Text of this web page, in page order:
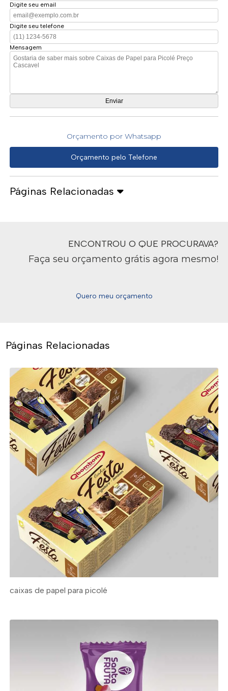
Digite seu email
Digite seu telefone
Mensagem
Orçamento por Whatsapp
Orçamento pelo Telefone
Páginas Relacionadas
ENCONTROU O QUE PROCURAVA?
Faça seu orçamento grátis agora mesmo!
Quero meu orçamento
Páginas Relacionadas
caixas de papel para picolé